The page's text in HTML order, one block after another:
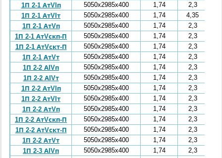
1П 2-1 АтVIп
5050x2985x400 1,74
2,3
1П 2-1 АтVIт
5050x2985x400 1,74
4,35
1П 2-1 АтVп
5050x2985x400 1,74
2,3
1П 2-1 АтVскп-П
5050x2985x400 1,74
2,3
1П 2-1 АтVскт-П
5050x2985x400 1,74
2,3
1П 2-1 АтVт
5050x2985x400 1,74
2,3
1П 2-2 АIVп
5050x2985x400 1,74
2,3
1П 2-2 АIVт
5050x2985x400 1,74
2,3
1П 2-2 АтVIп
5050x2985x400 1,74
2,3
1П 2-2 АтVIт
5050x2985x400 1,74
2,3
1П 2-2 АтVп
5050x2985x400 1,74
2,3
1П 2-2 АтVскп-П
5050x2985x400 1,74
2,3
1П 2-2 АтVскт-П
5050x2985x400 1,74
2,3
1П 2-2 АтVт
5050x2985x400 1,74
2,3
1П 2-3 АIVп
5050x2985x400 1,74
2,3